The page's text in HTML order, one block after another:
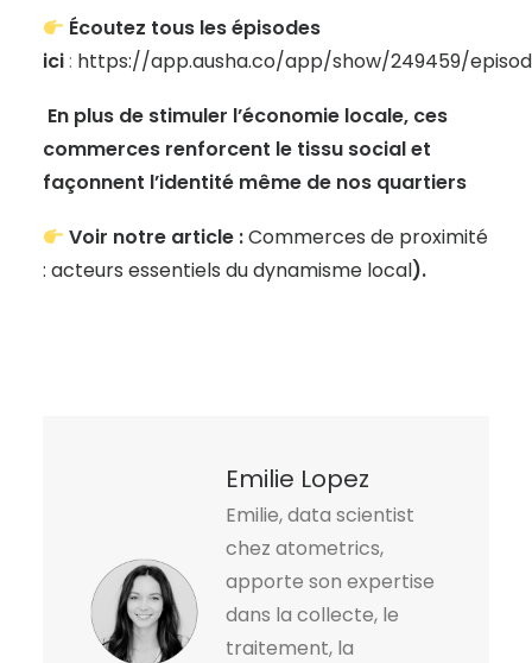
Écoutez tous les épisodes
ici : https://app.ausha.co/app/show/249459/
En plus de stimuler l’économie locale, ces
commerces renforcent le tissu social et
façonnent l’identité même de nos quartiers
Voir notre article :Commerces de proximité
: acteurs essentiels du dynamisme local).
Emilie Lopez
Emilie, data scientist
chez atometrics,
apporte son expertise
dans la collecte, le
traitement, la